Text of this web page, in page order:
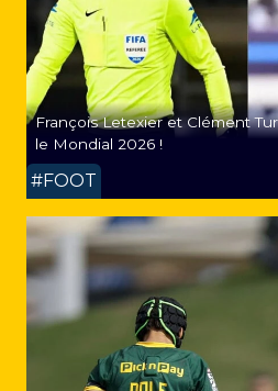
François Letexier et Clément
le Mondial 2026 !
#FOOT